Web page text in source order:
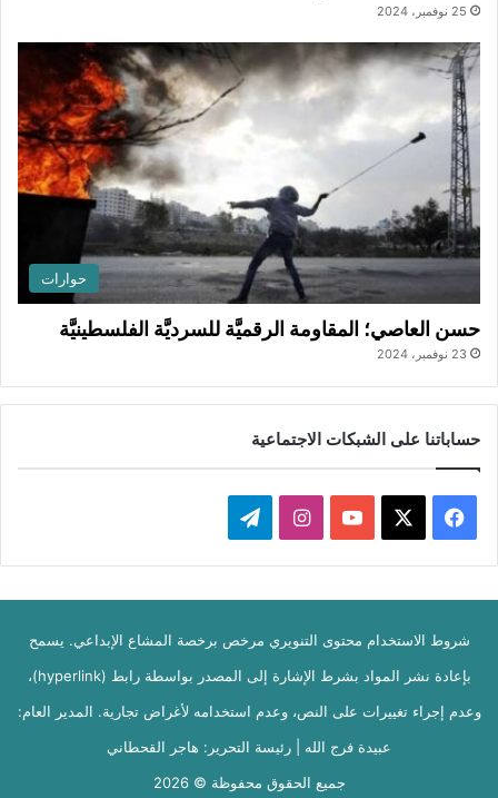
25 نوفمبر، 2024
حوارات
حسن العاصي؛ المقاومة الرقميَّة للسرديَّة الفلسطينيَّة
23 نوفمبر، 2024
حساباتنا على الشبكات الاجتماعية
فيسبوك ‫YouTubeانستقرامتيلقرام
شروط الاستخدام محتوى التنويري مرخص برخصة المشاع الإبداعي. يسمح
بإعادة نشر المواد بشرط الإشارة إلى المصدر بواسطة رابط (hyperlink)،
وعدم إجراء تغييرات على النص، وعدم استخدامه لأغراض تجارية. المدير العام:
عبيدة فرج الله | رئيسة التحرير: هاجر القحطاني
جميع الحقوق محفوظة © 2026